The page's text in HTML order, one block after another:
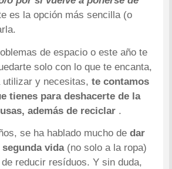
es la opción más sencilla (o
de espacio o este año te
solo con lo que te encanta,
utilizar y necesitas,te contamos
tienes para deshacerte de la
además de reciclar .
se ha hablado mucho de dar
vida (no solo a la ropa)
reducir resíduos. Y sin duda,